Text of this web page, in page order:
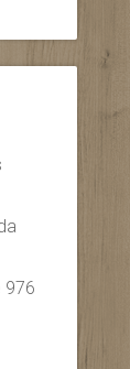
976